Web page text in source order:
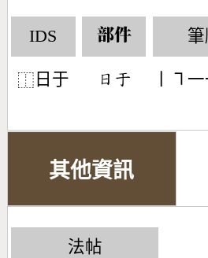
IDS
⿰ 日于
部件
󶃐󶁟 丨㇕
其他資訊
法帖